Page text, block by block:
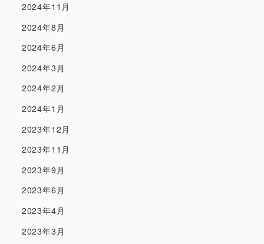
2024年11月
2024年8月
2024年6月
2024年3月
2024年2月
2024年1月
2023年12月
2023年11月
2023年9月
2023年6月
2023年4月
2023年3月